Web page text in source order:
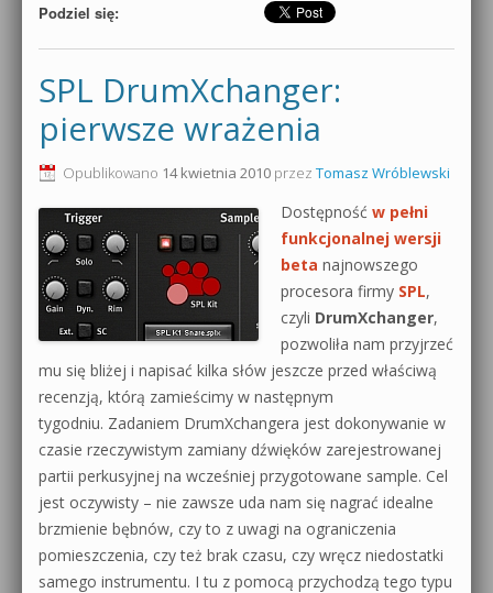
Podziel się:
SPL DrumXchanger:
pierwsze wrażenia
Opublikowano 14 kwietnia 2010 przez Tomasz Wróblewski
Dostępność w pełni
funkcjonalnej wersji
beta najnowszego
procesora firmy SPL,
czyli DrumXchanger,
pozwoliła nam przyjrzeć
mu się bliżej i napisać kilka słów jeszcze przed właściwą
recenzją, którą zamieścimy w następnym
tygodniu. Zadaniem DrumXchangera jest dokonywanie w
czasie rzeczywistym zamiany dźwięków zarejestrowanej
partii perkusyjnej na wcześniej przygotowane sample. Cel
jest oczywisty – nie zawsze uda nam się nagrać idealne
brzmienie bębnów, czy to z uwagi na ograniczenia
pomieszczenia, czy też brak czasu, czy wręcz niedostatki
samego instrumentu. I tu z pomocą przychodzą tego typu